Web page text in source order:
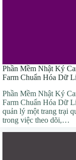
Phần Mềm Nhật Ký
Farm Chuẩn Hóa Dữ
Phần Mềm Nhật Ký
Farm Chuẩn Hóa Dữ
quản lý một trang trại
trong việc theo dõi,…